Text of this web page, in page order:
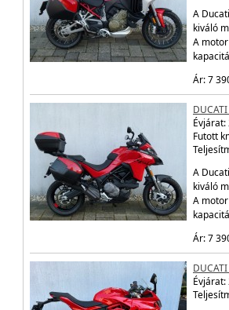
A
kiváló
A
Ár: 7
Évjárat:
Futott
A
kiváló
A
Ár: 7
DUCATI
Évjárat: